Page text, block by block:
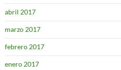
abril 2017
marzo 2017
febrero 2017
enero 2017